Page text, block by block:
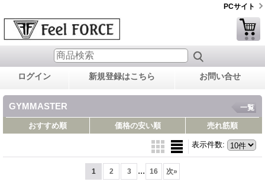
PCサイト
ログイン 新規登録はこちら お問い合せ
GYMMASTER 一覧
おすすめ順 価格の安い順 売れ筋順
表示件数:
1 2 3 ... 16 次»